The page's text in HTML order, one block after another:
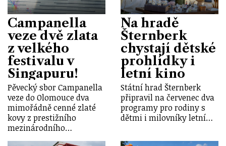
Campanella
veze dvě zlata
z velkého
festivalu v
Singapuru!
Pěvecký sbor Campanella
veze do Olomouce dva
mimořádně cenné zlaté
kovy z prestižního
mezinárodního…
Na hradě
Šternberk
chystají dětské
prohlídky i
letní kino
Státní hrad Šternberk
připravil na červenec dva
programy pro rodiny s
dětmi i milovníky letní…